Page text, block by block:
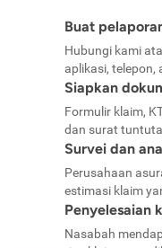
Buat
Hubungi kami
aplikasi, telepon,
Siapkan
Formulir klaim,
dan surat
Survei dan
Perusahaan
estimasi klaim
Penyelesaian
Nasabah